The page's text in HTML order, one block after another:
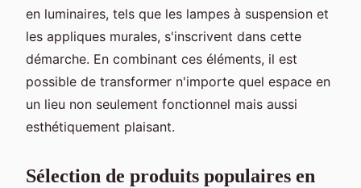
en luminaires, tels que les lampes à suspension et
les appliques murales, s'inscrivent dans cette
démarche. En combinant ces éléments, il est
possible de transformer n'importe quel espace en
un lieu non seulement fonctionnel mais aussi
esthétiquement plaisant.
Sélection de produits populaires en